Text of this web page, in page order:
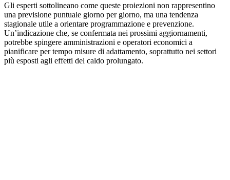
Gli esperti sottolineano come queste proiezioni non rappresentino
una previsione puntuale giorno per giorno, ma una tendenza
stagionale utile a orientare programmazione e prevenzione.
Un’indicazione che, se confermata nei prossimi aggiornamenti,
potrebbe spingere amministrazioni e operatori economici a
pianificare per tempo misure di adattamento, soprattutto nei settori
più esposti agli effetti del caldo prolungato.